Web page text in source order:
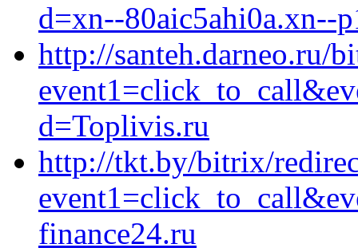
d=xn--80aic5ahi0a.xn--
http://santeh.darneo.ru/
d=Toplivis.ru
http://tkt.by/bitrix/
finance24.ru